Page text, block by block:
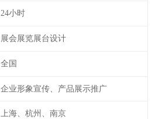
24小时
展会展览展台设计
全国
企业形象宣传、产品展示推广
上海、杭州、南京